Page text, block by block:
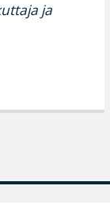
ja